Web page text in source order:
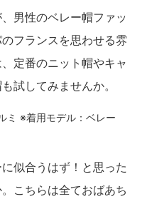
男性のベレー帽ファッ
フランスを思わせる雰
定番のニット帽やキャ
試してみませんか。
※着用モデル：ベレー
似合うはず！と思った
こちらは全ておばあち